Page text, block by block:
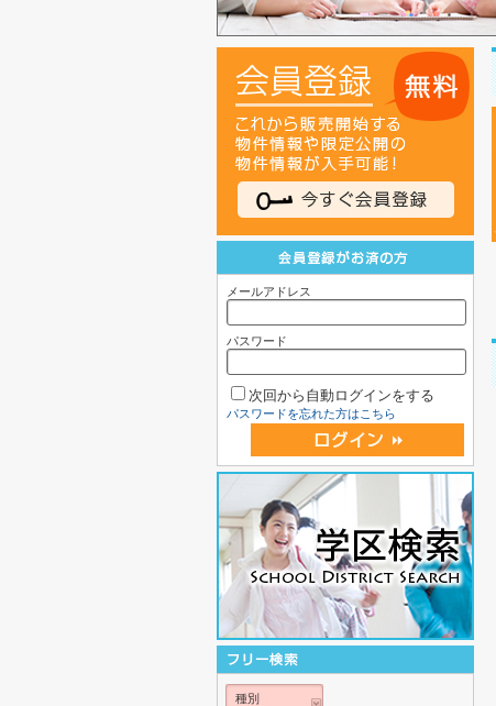
メールアドレス
パスワード
次回から自動ログインをする
パスワードを忘れた方はこちら
種別